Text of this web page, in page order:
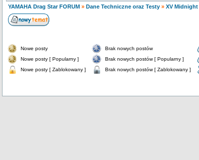
YAMAHA Drag Star FORUM » Dane Techniczne oraz Testy » XV Midnight
Nowe posty Brak nowych postów
Nowe posty [ Popularny ]
Brak nowych postów [ Popularny ]
Nowe posty [ Zablokowany ]
Brak nowych postów [ Zablokowany ]